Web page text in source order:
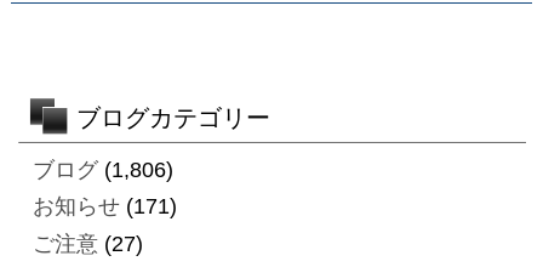
ブログカテゴリー
ブログ(1,806)
お知らせ(171)
ご注意(27)